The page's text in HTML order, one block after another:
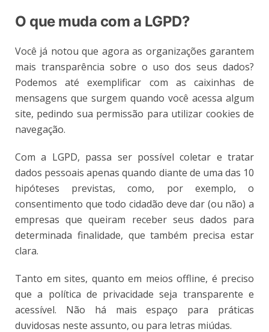
O que muda com a LGPD?
Você já notou que agora as organizações garantem
mais transparência sobre o uso dos seus dados?
Podemos até exemplificar com as caixinhas de
mensagens que surgem quando você acessa algum
site, pedindo sua permissão para utilizar cookies de
navegação.
Com a LGPD, passa ser possível coletar e tratar
dados pessoais apenas quando diante de uma das 10
hipóteses previstas, como, por exemplo, o
consentimento que todo cidadão deve dar (ou não) a
empresas que queiram receber seus dados para
determinada finalidade, que também precisa estar
clara.
Tanto em sites, quanto em meios offline, é preciso
que a política de privacidade seja transparente e
acessível. Não há mais espaço para práticas
duvidosas neste assunto, ou para letras miúdas.